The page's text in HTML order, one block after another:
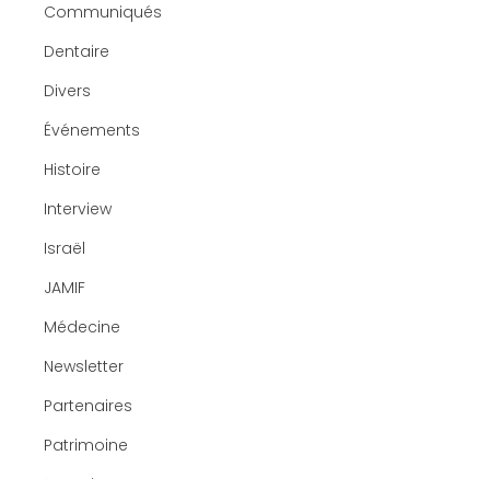
Communiqués
Dentaire
Divers
Événements
Histoire
Interview
Israël
JAMIF
Médecine
Newsletter
Partenaires
Patrimoine